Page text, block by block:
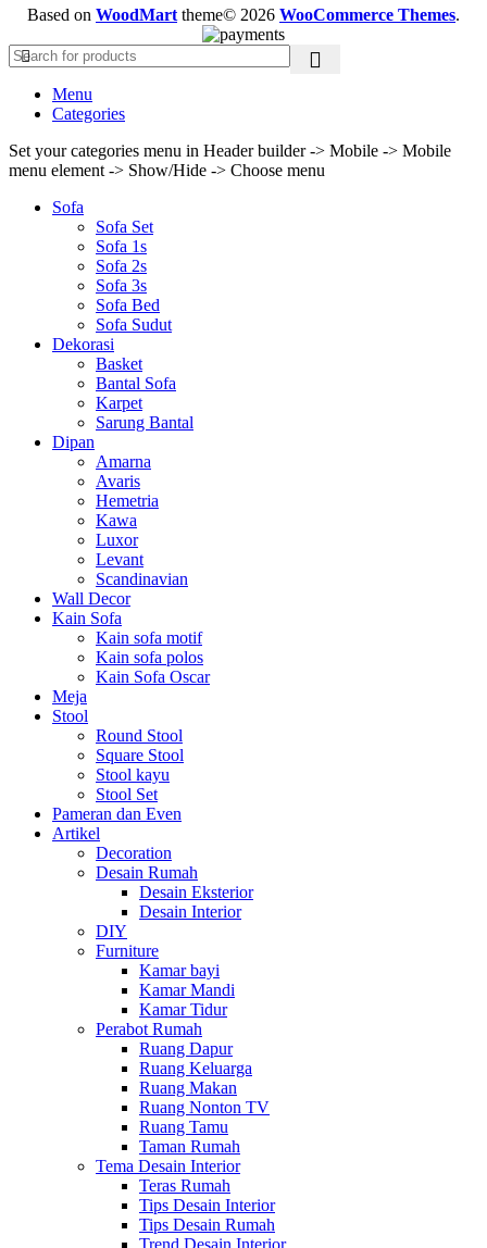
Based on WoodMart theme© 2026 WooCommerce Themes.
Menu
Categories
Set your categories menu in Header builder -> Mobile -> Mobile
menu element -> Show/Hide -> Choose menu
Sofa
Sofa Set
Sofa 1s
Sofa 2s
Sofa 3s
Sofa Bed
Sofa Sudut
Dekorasi
Basket
Bantal Sofa
Karpet
Sarung Bantal
Dipan
Amarna
Avaris
Hemetria
Kawa
Luxor
Levant
Scandinavian
Wall Decor
Kain Sofa
Kain sofa motif
Kain sofa polos
Kain Sofa Oscar
Meja
Stool
Round Stool
Square Stool
Stool kayu
Stool Set
Pameran dan Even
Artikel
Decoration
Desain Rumah
Desain Eksterior
Desain Interior
DIY
Furniture
Kamar bayi
Kamar Mandi
Kamar Tidur
Perabot Rumah
Ruang Dapur
Ruang Keluarga
Ruang Makan
Ruang Nonton TV
Ruang Tamu
Taman Rumah
Tema Desain Interior
Teras Rumah
Tips Desain Interior
Tips Desain Rumah
Trend Desain Interior